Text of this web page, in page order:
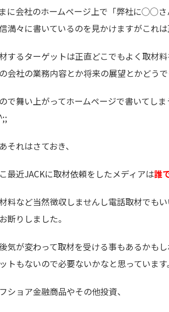
に会社のホームページ上で「弊社に◯◯
満々に書いているのを見かけますがこれは
するターゲットは正直どこでもよく取材
会社の業務内容とか将来の展望とかどうで
で舞い上がってホームページで書いてし
それはさておき、
最近JACKに取材依頼をしたメディアは誰
料など当然徴収しませんし電話取材でも
断りしました。
気が変わって取材を受ける事もあるかも
トもないので必要ないかなと思っています
ショア金融商品やその他投資、